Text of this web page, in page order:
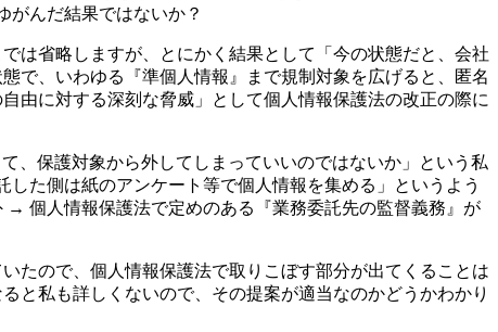
がんだ結果ではないか？
は省略しますが、とにかく結果として「今の状態だと、会社
で、いわゆる『準個人情報』まで規制対象を広げると、匿名
由に対する深刻な脅威」として個人情報保護法の改正の際に
、保護対象から外してしまっていいのではないか」という私
た側は紙のアンケート等で個人情報を集める」というよう
個人情報保護法で定めのある『業務委託先の監督義務』が
たので、個人情報保護法で取りこぼす部分が出てくることは
と私も詳しくないので、その提案が適当なのかどうかわかり